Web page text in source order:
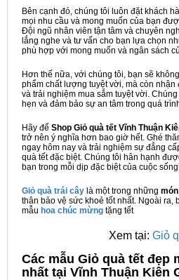
Bên cạnh đó, chúng tôi luôn đặt khách
mọi nhu cầu và mong muốn của bạn
Đội ngũ nhân viên tận tâm và chuyên
lắng nghe và tư vấn cho bạn lựa chọn
phù hợp với mong muốn và ngân sách
Hơn thế nữa, với chúng tôi, bạn sẽ
phẩm chất lượng tuyệt vời, mà còn
và trải nghiệm mua sắm tuyệt vời.
hẹn và đảm bảo sự an tâm trong quá
Hãy để Shop Giỏ quà tết Vĩnh Thuận
trở nên ý nghĩa hơn bao giờ hết. Ghé
ngay hôm nay và trải nghiệm sự đẳng
quà tết đặc biệt. Chúng tôi hân hạnh
bạn trong mỗi dịp đặc biệt của cuộc
Giỏ quà trái cây là một trong những
thân bảo vệ sức khoẻ tốt nhất. Ngoài ra,
mẫu hoa chúc mừng tặng tết
Xem tại: Giỏ
Các mẫu Giỏ quà tết đẹp
nhất tại Vĩnh Thuận Kiên